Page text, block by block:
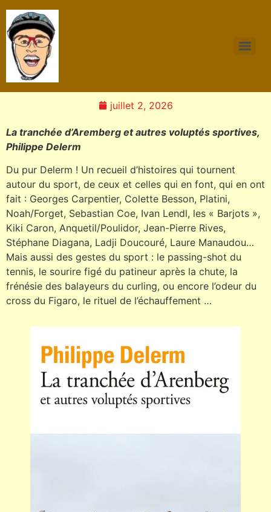
juillet 2, 2026
La tranchée d’Aremberg et autres voluptés sportives,
Philippe Delerm
Du pur Delerm ! Un recueil d’histoires qui tournent
autour du sport, de ceux et celles qui en font, qui en ont
fait : Georges Carpentier, Colette Besson, Platini,
Noah/Forget, Sebastian Coe, Ivan Lendl, les « Barjots »,
Kiki Caron, Anquetil/Poulidor, Jean-Pierre Rives,
Stéphane Diagana, Ladji Doucouré, Laure Manaudou…
Mais aussi des gestes du sport : le passing-shot du
tennis, le sourire figé du patineur après la chute, la
frénésie des balayeurs du curling, ou encore l’odeur du
cross du Figaro, le rituel de l’échauffement …